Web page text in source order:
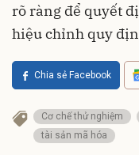
rõ ràng để quyết
hiệu chỉnh quy
Chia sẻ Facebook
Cơ chế thử nghiệm
tài sản mã hóa